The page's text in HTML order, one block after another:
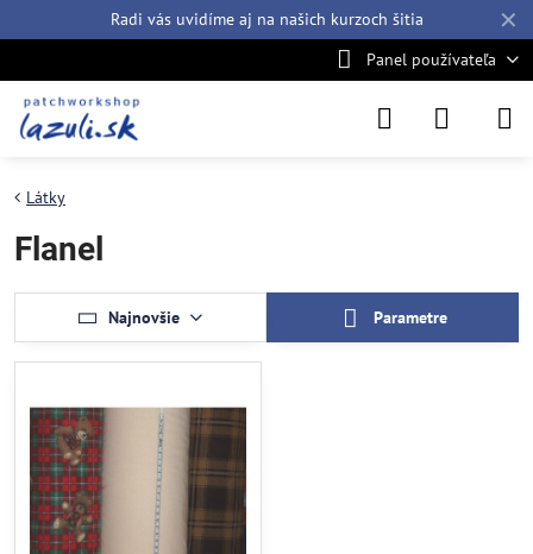
✕
Radi vás uvidíme aj na našich kurzoch šitia
Panel používateľa
Látky
Flanel
Najnovšie Parametre